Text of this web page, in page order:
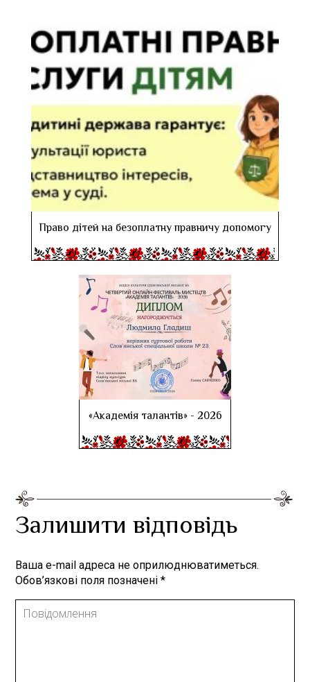
Право дітей на безоплатну правничу допомогу
«Академія талантів» - 2026
Залишити відповідь
Ваша e-mail адреса не оприлюднюватиметься.
Обов’язкові поля позначені*